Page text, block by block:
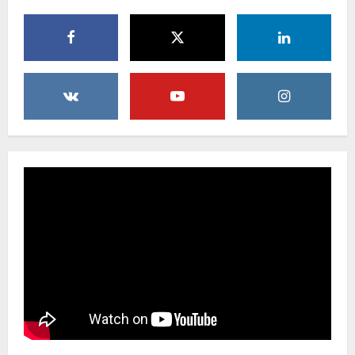
Kelapa Bajohom Wabup Sergai Dorong
Masyarakat Jaga Infrastruktur yang
Telah Dibangun
5 Agustus 2026
Adlin Tambunan Wabup Sergai Tinjau
Angin Puting Beliung di Desa Blok 10
Relis Rocdhut Legendaris Dangdut